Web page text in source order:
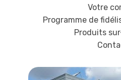
Votre
Programme de
Produits